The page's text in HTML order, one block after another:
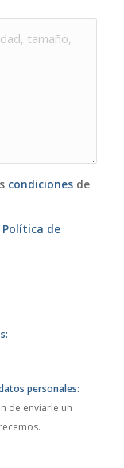
condicionesde
Política de
personales:
de enviarle un